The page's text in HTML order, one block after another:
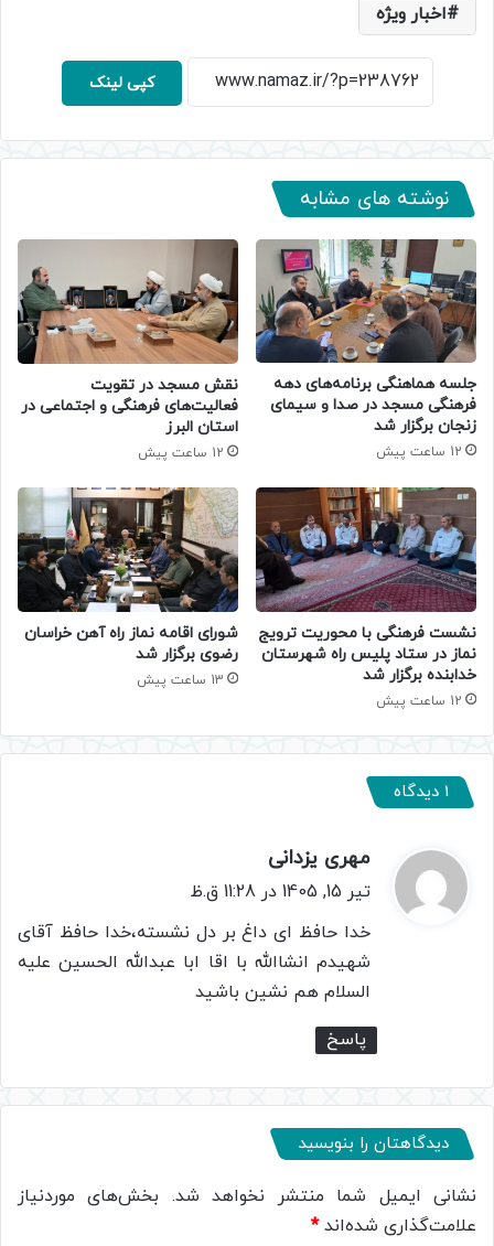
اخبار ویژه
کپی لینک
نوشته های مشابه
جلسه هماهنگی برنامه‌های دهه
فرهنگی مسجد در صدا و سیمای
زنجان برگزار شد
12 ساعت پیش
نقش مسجد در تقویت
فعالیت‌های فرهنگی و اجتماعی در
استان البرز
12 ساعت پیش
نشست فرهنگی با محوریت ترویج
نماز در ستاد پلیس راه شهرستان
خدابنده برگزار شد
12 ساعت پیش
شورای اقامه نماز راه آهن خراسان
رضوی برگزار شد
13 ساعت پیش
1 دیدگاه
مهری یزدانی
ف
:
تیر 15, 1405 در 11:28 ق.ظ
خدا حافظ ای داغ بر دل نشسته،خدا حافظ آقای
شهیدم انشاالله با اقا ابا عبدالله الحسین علیه
السلام هم نشین باشید
پاسخ
دیدگاهتان را بنویسید
نشانی ایمیل شما منتشر نخواهد شد. بخش‌های موردنیاز
علامت‌گذاری شده‌اند*